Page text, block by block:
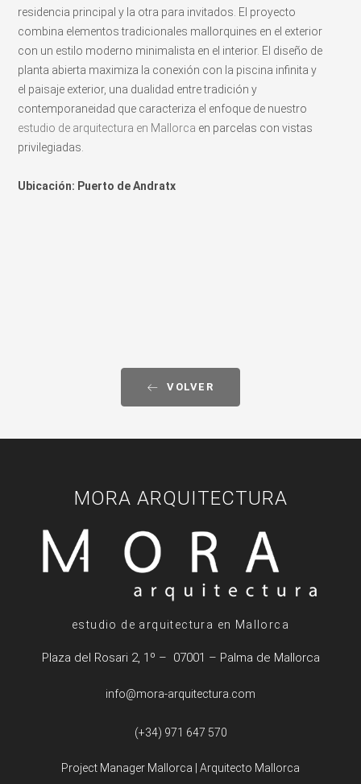
residencia principal y la otra para invitados. El proyecto
combina elementos tradicionales mallorquines en el exterior
con un estilo moderno minimalista en el interior. El diseño de
planta abierta maximiza la conexión con la piscina infinita y
el paisaje exterior, una dualidad entre tradición y
contemporaneidad que caracteriza el enfoque de nuestro
estudio de arquitectura en Mallorca en parcelas con vistas
privilegiadas.
Ubicación: Puerto de Andratx
VOLVER
MORA ARQUITECTURA
estudio de arquitectura en Mallorca
Plaza del Rosari 2, 1º – 07001 – Palma de Mallorca
info@mora-arquitectura.com
(+34) 971 647 570
Project Manager Mallorca Arquitecto Mallorca